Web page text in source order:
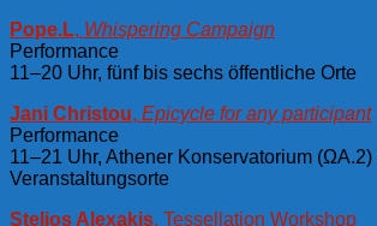
Pope.L, Whispering Campaign
Performance
11–20 Uhr, fünf bis sechs öffentliche Orte
Jani Christou, Epicycle for any participant
Performance
11–21 Uhr, Athener Konservatorium
Veranstaltungsorte
Stelios Alexakis, Tessellation Workshop